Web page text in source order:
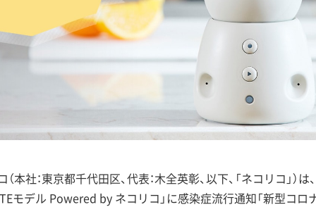
本社：東京都千代田区、代表：木全英彰、以下、「ネコリコ」）は
モデル Powered by ネコリコ」に感染症流行通知「新型コロ